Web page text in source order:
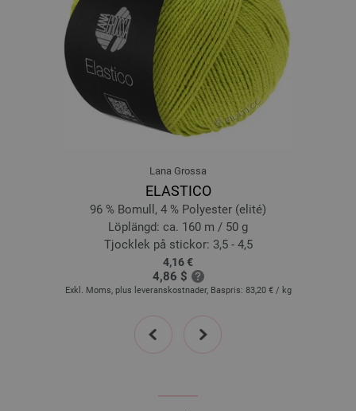
16-svart | EAN: 4033493359078
17-Syrlig grön | EAN: 4033493376730
18-avocadogrön | EAN: 4033493376747
19-cyklamen | EAN: 4033493376754
20-isgrå | EAN: 4033493376761
21-silvergrå | EAN: 4033493376778
22-turkos | EAN: 4033493376785
24-orange | EAN: 4033493398749
25-laxröd | EAN: 4033493398756
26-pastellrosa | EAN: 4033493398763
27-violett | EAN: 4033493398770
29-pastellblå | EAN: 4033493398794
Lana Grossa
ELASTICO
96 % Bomull, 4 % Polyester (elité)
Löplängd: ca. 160 m / 50 g
Tjocklek på stickor: 3,5 - 4,5
4,16 €
4,86 $
Exkl. Moms, plus leveranskostnader, Baspris: 83,20 € / kg
prev next